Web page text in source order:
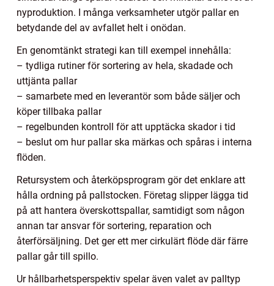
nyproduktion. I många verksamheter utgör pallar en
betydande del av avfallet helt i onödan.
En genomtänkt strategi kan till exempel innehålla:
– tydliga rutiner för sortering av hela, skadade och
uttjänta pallar
– samarbete med en leverantör som både säljer och
köper tillbaka pallar
– regelbunden kontroll för att upptäcka skador i tid
– beslut om hur pallar ska märkas och spåras i interna
flöden.
Retursystem och återköpsprogram gör det enklare att
hålla ordning på pallstocken. Företag slipper lägga tid
på att hantera överskottspallar, samtidigt som någon
annan tar ansvar för sortering, reparation och
återförsäljning. Det ger ett mer cirkulärt flöde där färre
pallar går till spillo.
Ur hållbarhetsperspektiv spelar även valet av palltyp